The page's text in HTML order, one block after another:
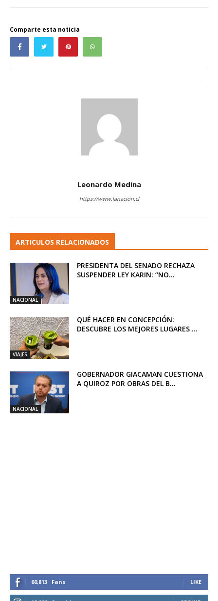
Comparte esta noticia
Leonardo Medina
https://www.lanacion.cl
ARTICULOS RELACIONADOS
NACIONAL
PRESIDENTA DEL SENADO RECHAZA
SUSPENDER LEY KARIN: “NO...
VIAJES
QUÉ HACER EN CONCEPCIÓN:
DESCUBRE LOS MEJORES LUGARES ...
NACIONAL
GOBERNADOR GIACAMAN CUESTIONA
A QUIROZ POR OBRAS DEL B...
60,813 Fans LIKE